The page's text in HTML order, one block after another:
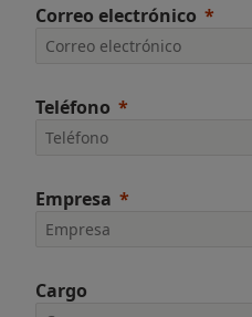
Correo electrónico
Teléfono
Empresa
Cargo